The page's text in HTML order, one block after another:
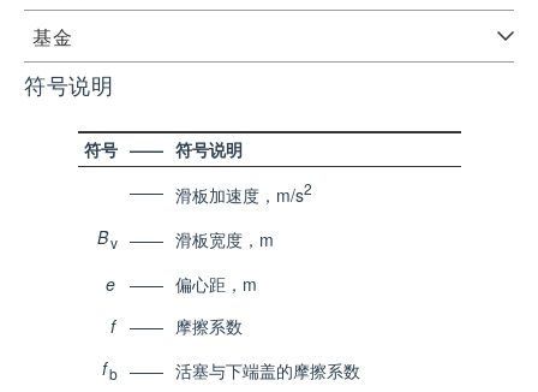
基金
符号说明
符号 —— 符号说明
—— 滑板加速度，m/s2
Bv —— 滑板宽度，m
e
—— 偏心距，m
f
—— 摩擦系数
fb —— 活塞与下端盖的摩擦系数